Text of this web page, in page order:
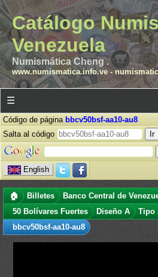
Catálogo
Venezuela
Numismática Cheng .
www.numismatica.info.ve-
☰
Código de página bbcv50bsf-aa10-au8
Salta al código
English
🏠 Billetes Banco Central de
50 Bolívares Fuertes
Diseño A Tipo
bbcv50bsf-aa10-au8